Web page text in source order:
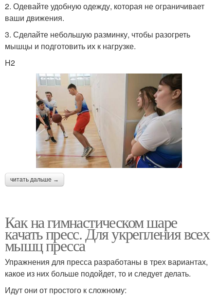
2. Одевайте удобную одежду, которая не ограничивает
ваши движения.
3. Сделайте небольшую разминку, чтобы разогреть
мышцы и подготовить их к нагрузке.
H2
читать дальше →
Как на гимнастическом шаре
качать пресс. Для укрепления всех
мышц пресса
Упражнения для пресса разработаны в трех вариантах,
какое из них больше подойдет, то и следует делать.
Идут они от простого к сложному: